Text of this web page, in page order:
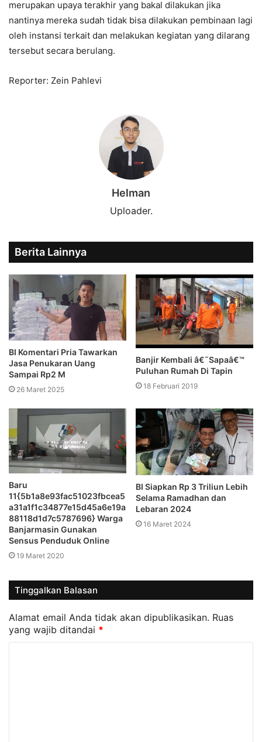
merupakan upaya terakhir yang bakal dilakukan jika
nantinya mereka sudah tidak bisa dilakukan pembinaan lagi
oleh instansi terkait dan melakukan kegiatan yang dilarang
tersebut secara berulang.
Reporter: Zein Pahlevi
Helman
Uploader.
Berita Lainnya
BI Komentari Pria Tawarkan
Jasa Penukaran Uang
Sampai Rp2 M
26 Maret 2025
Banjir Kembali â€˜Sapaâ€™
Puluhan Rumah Di Tapin
18 Februari 2019
Baru
11{5b1a8e93fac51023fbcea5
a31a1f1c34877e15d45a6e19a
88118d1d7c5787696} Warga
Banjarmasin Gunakan
Sensus Penduduk Online
19 Maret 2020
BI Siapkan Rp 3 Triliun Lebih
Selama Ramadhan dan
Lebaran 2024
16 Maret 2024
Tinggalkan Balasan
Alamat email Anda tidak akan dipublikasikan. Ruas
yang wajib ditandai *